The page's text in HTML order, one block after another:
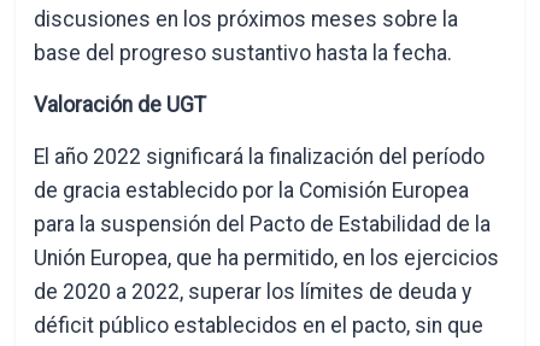
discusiones en los próximos meses sobre la
base del progreso sustantivo hasta la fecha.
Valoración de UGT
El año 2022 significará la finalización del período
de gracia establecido por la Comisión Europea
para la suspensión del Pacto de Estabilidad de la
Unión Europea, que ha permitido, en los ejercicios
de 2020 a 2022, superar los límites de deuda y
déficit público establecidos en el pacto, sin que